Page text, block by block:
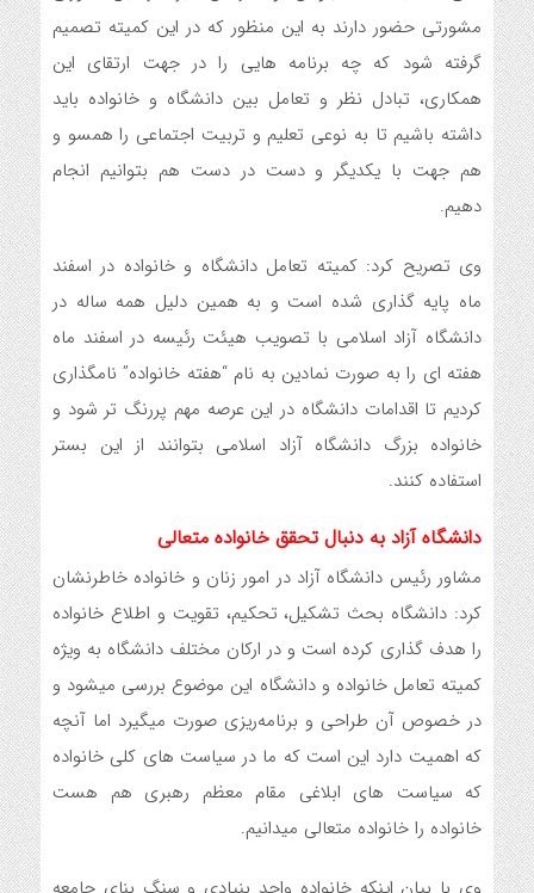
مشورتی حضور دارند به این منظور که در این کمیته تصمیم
گرفته شود که چه برنامه هایی را در جهت ارتقای این
همکاری، تبادل نظر و تعامل بین دانشگاه و خانواده باید
داشته باشیم تا به نوعی تعلیم و تربیت اجتماعی را همسو و
هم جهت با یکدیگر و دست در دست هم بتوانیم انجام
دهیم.
وی تصریح کرد: کمیته تعامل دانشگاه و خانواده در اسفند
ماه پایه گذاری شده است و به همین دلیل همه ساله در
دانشگاه آزاد اسلامی با تصویب هیئت رئیسه در اسفند ماه
هفته ای را به صورت نمادین به نام “هفته خانواده” نامگذاری
کردیم تا اقدامات دانشگاه در این عرصه مهم پررنگ تر شود و
خانواده بزرگ دانشگاه آزاد اسلامی بتوانند از این بستر
استفاده کنند.
دانشگاه آزاد به دنبال تحقق خانواده متعالی
مشاور رئیس دانشگاه آزاد در امور زنان و خانواده خاطرنشان
کرد: دانشگاه بحث تشکیل، تحکیم، تقویت و اطلاع خانواده
را هدف گذاری کرده است و در ارکان مختلف دانشگاه به ویژه
کمیته تعامل خانواده و دانشگاه این موضوع بررسی میشود و
در خصوص آن طراحی و برنامه‌ریزی صورت میگیرد اما آنچه
که اهمیت دارد این است که ما در سیاست های کلی خانواده
که سیاست های ابلاغی مقام معظم رهبری هم هست
خانواده را خانواده متعالی میدانیم.